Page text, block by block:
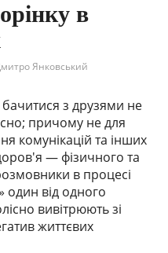
в
Янковський
з друзями не
причому не для
комунікацій та інших
— фізичного та
в процесі
один від одного
вивітрюють зі
життєвих